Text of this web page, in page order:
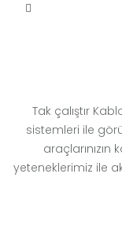
Tak çalıştır
sistemleri ile
yeteneklerimiz ile